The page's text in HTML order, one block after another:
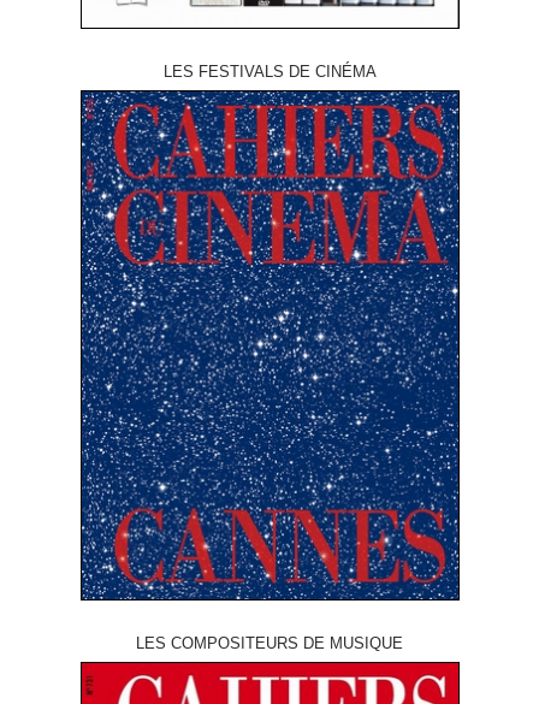
LES FESTIVALS DE CINÉMA
LES COMPOSITEURS DE MUSIQUE